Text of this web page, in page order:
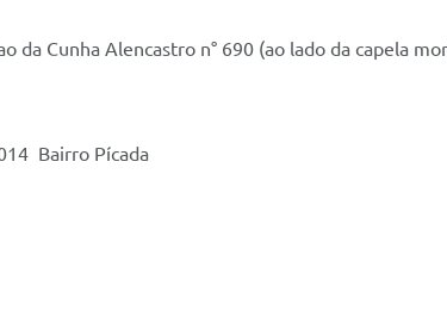
da Cunha Alencastro n° 690 (ao lado da capela
Bairro Pícada